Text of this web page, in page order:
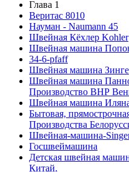
Глава 1
Веритас 8010
Науман - Naumann 45
Швейная Кёхлер Kohler
Швейная машина
34-6-pfaff
Швейная машина
Швейная машина
Производство ВНР
Швейная машина
Бытовая,
Производства
Швейная-машина-
Госшвеймашина
Детская швейная
Китай.